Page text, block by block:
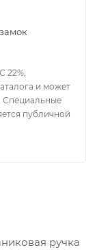
22%,
и может
Специальные
публичной
ручка